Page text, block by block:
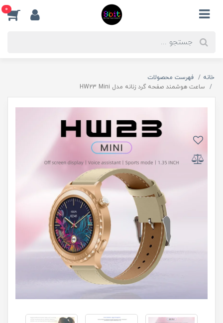
0
خانه
فهرست محصولات
ساعت هوشمند صفحه گرد زنانه مدل HW23 Mini